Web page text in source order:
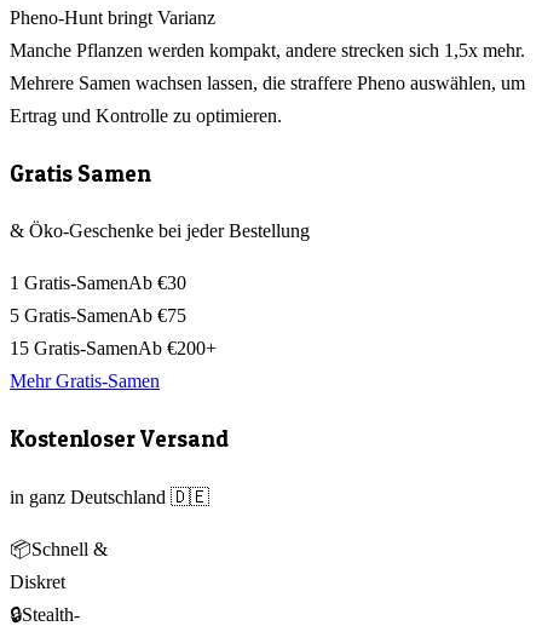
Pheno-Hunt bringt Varianz
Manche Pflanzen werden kompakt, andere strecken sich 1,5x mehr.
Mehrere Samen wachsen lassen, die straffere Pheno auswählen, um
Ertrag und Kontrolle zu optimieren.
Gratis Samen
& Öko-Geschenke bei jeder Bestellung
1 Gratis-SamenAb €30
5 Gratis-SamenAb €75
15 Gratis-SamenAb €200+
Mehr Gratis-Samen
Kostenloser Versand
in ganz Deutschland 🇩🇪
📦Schnell &
Diskret
🔒Stealth-